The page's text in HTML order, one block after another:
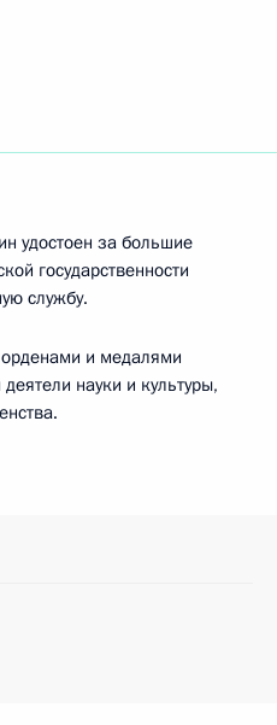
удостоен за большие
государственности
службу.
и медалями
науки и культуры,